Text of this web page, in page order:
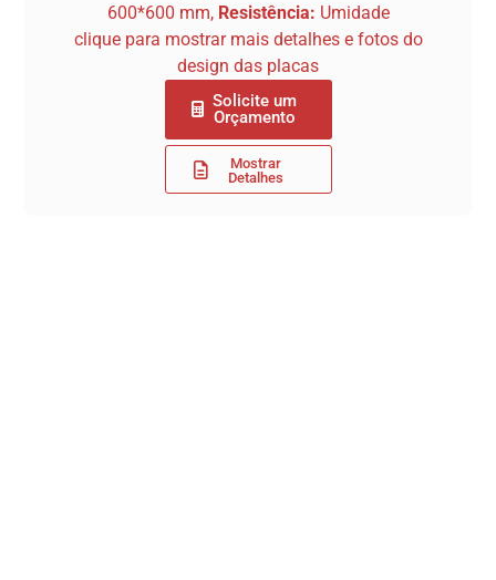
600*600 mm, Resistência: Umidade
clique para mostrar mais detalhes e fotos do
design das placas
Solicite um
Orçamento
Mostrar
Detalhes